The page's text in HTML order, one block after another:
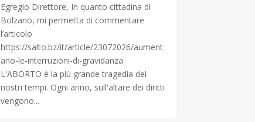
Egregio Direttore, In quanto cittadina di
Bolzano, mi permetta di commentare
l’articolo
https://salto.bz/it/article/23072026/aument
ano-le-interruzioni-di-gravidanza
L'ABORTO è la più grande tragedia dei
nostri tempi. Ogni anno, sull'altare dei diritti
vengono...